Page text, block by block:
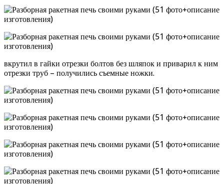
вкрутил в гайки отрезки болтов без шляпок и приварил к ним
отрезки труб – получились съемные ножки.